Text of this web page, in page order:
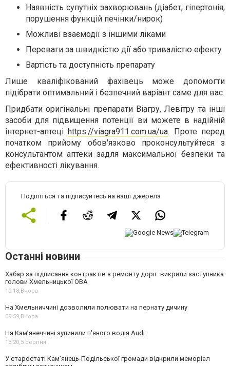
Наявність супутніх захворювань (діабет, гіпертонія,
порушення функцій печінки/нирок)
Можливі взаємодії з іншими ліками
Переваги за швидкістю дії або тривалістю ефекту
Вартість та доступність препарату
Лише кваліфікований фахівець може допомогти
підібрати оптимальний і безпечний варіант саме для вас.
Придбати оригінальні препарати Віагру, Левітру та інші
засоби для підвищення потенції ви можете в надійній
інтернет-аптеціhttps://viagra911.com.ua/ua. Проте перед
початком прийому обов'язково проконсультуйтеся з
консультантом аптеки задля максимальної безпеки та
ефективності лікування.
Поділіться та підписуйтесь на наші джерела
Останні новини
Хабар за підписання контрактів з ремонту доріг: викрили заступника
голови Хмельницької ОВА
10:18,Вчора
На Хмельниччині дозволили полювати на пернату дичину
09:59,Вчора
На Камʼянеччині зупинили п'яного водія Audi
13:20,5 серпня
У старостаті Кам’янець-Подільської громади відкрили меморіал